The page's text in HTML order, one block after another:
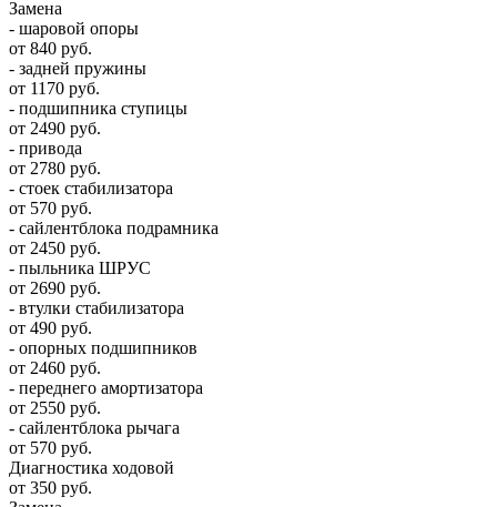
Замена
- шаровой опоры
от 840 руб.
- задней пружины
от 1170 руб.
- подшипника ступицы
от 2490 руб.
- привода
от 2780 руб.
- стоек стабилизатора
от 570 руб.
- сайлентблока подрамника
от 2450 руб.
- пыльника ШРУС
от 2690 руб.
- втулки стабилизатора
от 490 руб.
- опорных подшипников
от 2460 руб.
- переднего амортизатора
от 2550 руб.
- сайлентблока рычага
от 570 руб.
Диагностика ходовой
от 350 руб.